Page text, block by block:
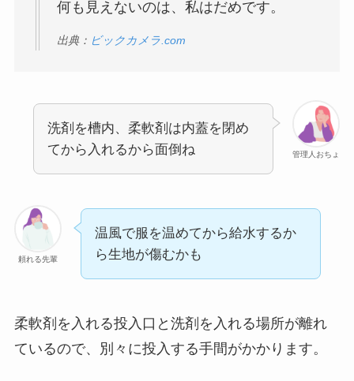
何も見えないのは、私はだめです。
出典： ビックカメラ.com
管理人おちょ
洗剤を槽内、柔軟剤は内蓋を閉め
てから入れるから面倒ね
頼れる先輩
温風で服を温めてから給水するか
ら生地が傷むかも
柔軟剤を入れる投入口と洗剤を入れる場所が離れ
ているので、別々に投入する手間がかかります。